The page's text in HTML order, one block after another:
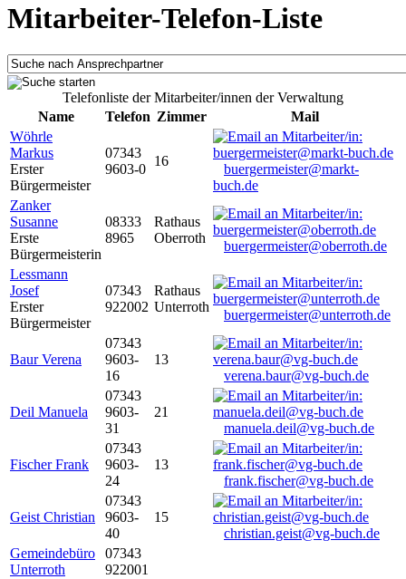
Mitarbeiter-Telefon-Liste
Telefonliste der Mitarbeiter/innen der Verwaltung
Name
Telefon Zimmer
Mail
Wöhrle
Markus
Erster
Bürgermeister
07343
9603-0
16
buergermeister@markt-
buch.de
Zanker
Susanne
Erste
Bürgermeisterin
08333
8965
Rathaus
Oberroth
buergermeister@oberroth.de
Lessmann
Josef
Erster
Bürgermeister
07343
922002
Rathaus
Unterroth
buergermeister@unterroth.de
Baur Verena
07343
9603-
16
13
verena.baur@vg-buch.de
Deil Manuela
07343
9603-
31
21
manuela.deil@vg-buch.de
Fischer Frank
07343
9603-
24
13
frank.fischer@vg-buch.de
Geist Christian
07343
9603-
40
15
christian.geist@vg-buch.de
Gemeindebüro
Unterroth
07343
922001